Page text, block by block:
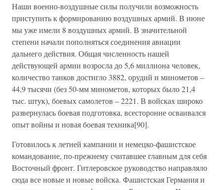
Наши военно-воздушные силы получили возможность
приступить к формированию воздушных армий. В июне
мы уже имели 8 воздушных армий. В значительной
степени начали пополняться соединения авиации
дальнего действия. Общая численность нашей
действующей армии возросла до 5,6 миллиона человек,
количество танков достигло 3882, орудий и минометов –
44,9 тысячи (без 50-мм минометов, которых было 21,4
тыс. штук), боевых самолетов – 2221. В войсках широко
развернулась боевая подготовка, всесторонне осваивался
опыт войны и новая боевая техника[90].
Готовилось к летней кампании и немецко-фашистское
командование, по-прежнему считавшее главным для себя
Восточный фронт. Гитлеровское руководство направляло
сюда все новые и новые войска. Фашистская Германия и